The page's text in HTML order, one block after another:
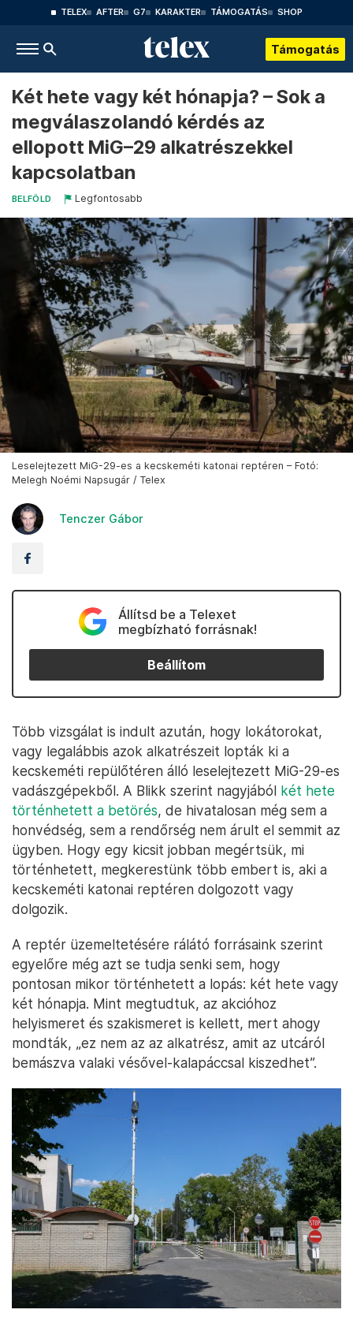
TELEX AFTER G7 KARAKTER TÁMOGATÁS SHOP
Támogatás
Két hete vagy két hónapja? – Sok a
megválaszolandó kérdés az
ellopott MiG–29 alkatrészekkel
kapcsolatban
BELFÖLD Legfontosabb
Leselejtezett MiG-29-es a kecskeméti katonai reptéren – Fotó:
Melegh Noémi Napsugár / Telex
Tenczer Gábor
Állítsd be a Telexet
megbízható forrásnak!
Beállítom
Több vizsgálat is indult azután, hogy lokátorokat,
vagy legalábbis azok alkatrészeit lopták ki a
kecskeméti repülőtéren álló leselejtezett MiG-29-es
vadászgépekből. A Blikk szerint nagyjából két hete
történhetett a betörés, de hivatalosan még sem a
honvédség, sem a rendőrség nem árult el semmit az
ügyben. Hogy egy kicsit jobban megértsük, mi
történhetett, megkerestünk több embert is, aki a
kecskeméti katonai reptéren dolgozott vagy
dolgozik.
A reptér üzemeltetésére rálátó forrásaink szerint
egyelőre még azt se tudja senki sem, hogy
pontosan mikor történhetett a lopás: két hete vagy
két hónapja. Mint megtudtuk, az akcióhoz
helyismeret és szakismeret is kellett, mert ahogy
mondták, „ez nem az az alkatrész, amit az utcáról
bemászva valaki vésővel-kalapáccsal kiszedhet”.